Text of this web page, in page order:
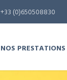
+33 (0)650508830
NOS PRESTATIONS